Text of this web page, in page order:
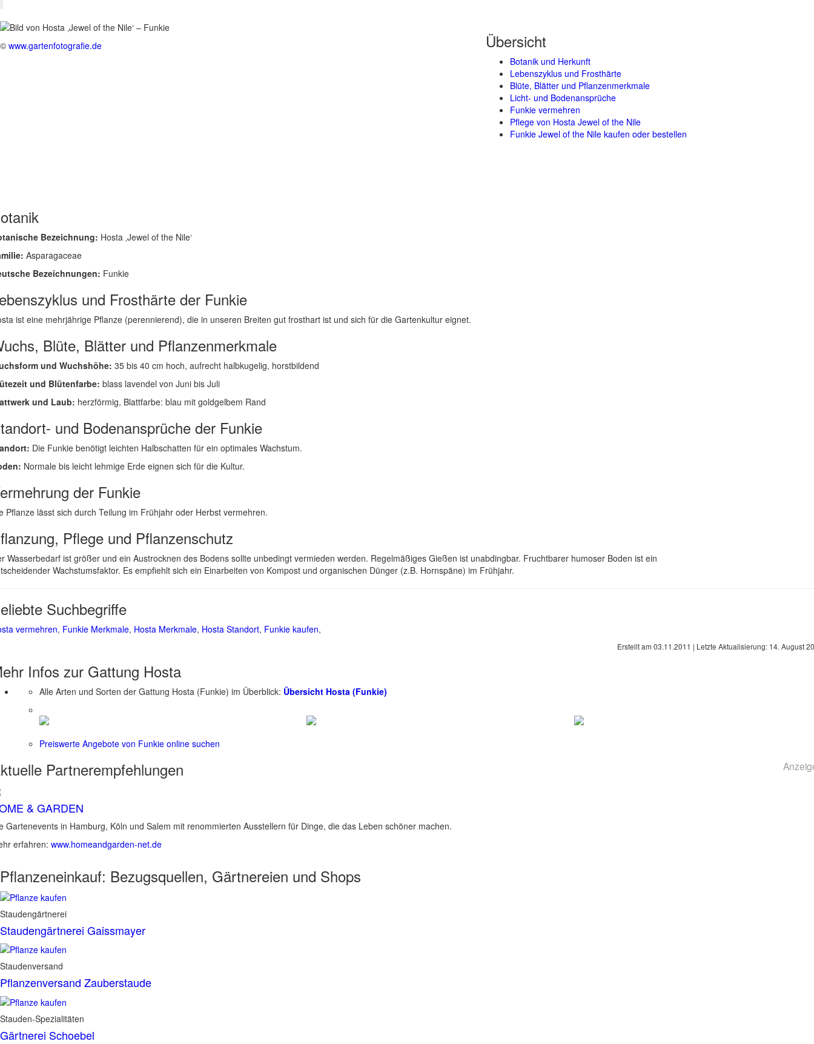
© www.gartenfotografie.de Übersicht
Botanik und Herkunft
Lebenszyklus und Frosthärte
Blüte, Blätter und Pflanzenmerkmale
Licht- und Bodenansprüche
Funkie vermehren
Pflege von Hosta Jewel of the Nile
Funkie Jewel of the Nile kaufen oder bestellen
Bezeichnung: Hosta ‚Jewel of the Nile‘
Asparagaceae
Bezeichnungen: Funkie
und Frosthärte der Funkie
ist eine mehrjährige Pflanze (perennierend), die in unseren Breiten gut frosthart ist und sich für die Gartenkultur eignet.
Blüte, Blätter und Pflanzenmerkmale
und Wuchshöhe: 35 bis 40 cm hoch, aufrecht halbkugelig, horstbildend
und Blütenfarbe: blass lavendel von Juni bis Juli
und Laub: herzförmig, Blattfarbe: blau mit goldgelbem Rand
und Bodenansprüche der Funkie
Die Funkie benötigt leichten Halbschatten für ein optimales Wachstum.
Normale bis leicht lehmige Erde eignen sich für die Kultur.
der Funkie
Pflanze lässt sich durch Teilung im Frühjahr oder Herbst vermehren.
Pflege und Pflanzenschutz
Wasserbedarf ist größer und ein Austrocknen des Bodens sollte unbedingt vermieden werden. Regelmäßiges Gießen ist unabdingbar. Fruchtbarer humoser Boden ist ein
Wachstumsfaktor. Es empfiehlt sich ein Einarbeiten von Kompost und organischen Dünger (z.B. Hornspäne) im Frühjahr.
Suchbegriffe
vermehren, Funkie Merkmale, Hosta Merkmale, Hosta Standort, Funkie kaufen,
Erstellt am 03.11.2011 | Letzte Aktualisierung: 14. August
Infos zur Gattung Hosta
Alle Arten und Sorten der Gattung Hosta (Funkie) im Überblick: Übersicht Hosta (Funkie)
Preiswerte Angebote von Funkie online suchen
Partnerempfehlungen
& GARDEN
Gartenevents in Hamburg, Köln und Salem mit renommierten Ausstellern für Dinge, die das Leben schöner machen.
erfahren: www.homeandgarden-net.de
Pflanzeneinkauf: Bezugsquellen, Gärtnereien und Shops
Staudengärtnerei
Staudengärtnerei Gaissmayer
Staudenversand
Pflanzenversand Zauberstaude
Stauden-Spezialitäten
Gärtnerei Schoebel